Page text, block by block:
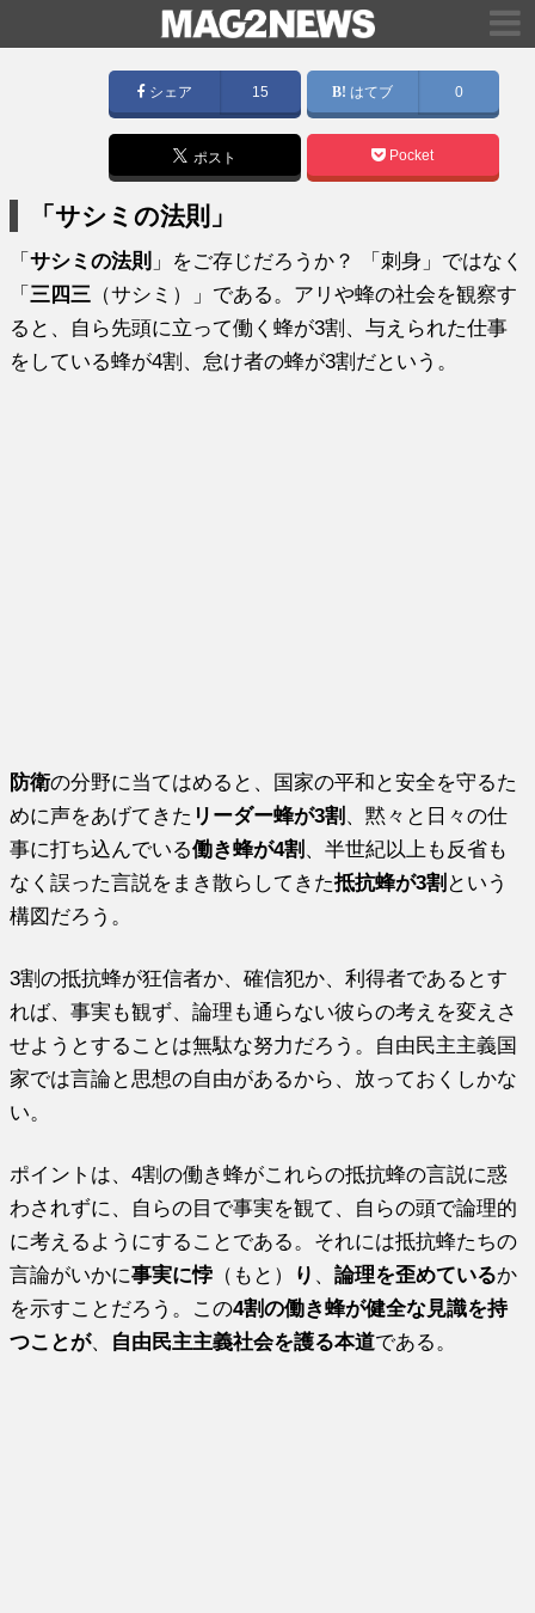
シェア 15 はてブ 0
ポスト Pocket
「サシミの法則」
「サシミの法則 」をご存じだろうか？ 「刺身」ではなく
「 三四三 （サシミ）」である。アリや蜂の社会を観察す
ると、自ら先頭に立って働く蜂が3割、与えられた仕事
をしている蜂が4割、怠け者の蜂が3割だという。
防衛の分野に当てはめると、国家の平和と安全を守るた
めに声をあげてきた リーダー蜂が3割 、黙々と日々の仕
事に打ち込んでいる働き蜂が4割 、半世紀以上も反省も
なく誤った言説をまき散らしてきた抵抗蜂が3割 という
構図だろう。
3割の抵抗蜂が狂信者か、確信犯か、利得者であるとす
れば、事実も観ず、論理も通らない彼らの考えを変えさ
せようとすることは無駄な努力だろう。自由民主主義国
家では言論と思想の自由があるから、放っておくしかな
い。
ポイントは、4割の働き蜂がこれらの抵抗蜂の言説に惑
わされずに、自らの目で事実を観て、自らの頭で論理的
に考えるようにすることである。それには抵抗蜂たちの
言論がいかに事実に悖 （もと） り 、論理を歪めているか
を示すことだろう。この4割の働き蜂が健全な見識を持
つことが、 自由民主主義社会を護る本道である。